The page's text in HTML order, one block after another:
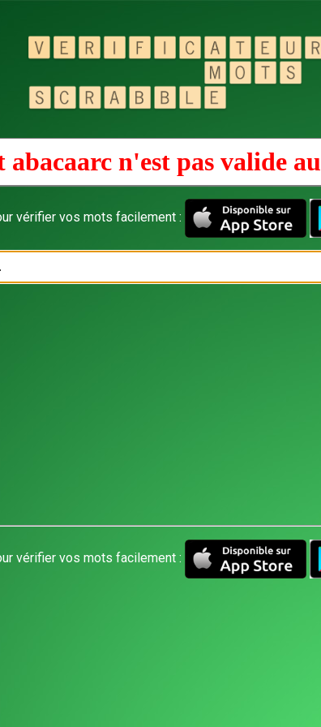
abacaarc n'est pas valide au
vérifier vos mots facilement :
vérifier vos mots facilement :